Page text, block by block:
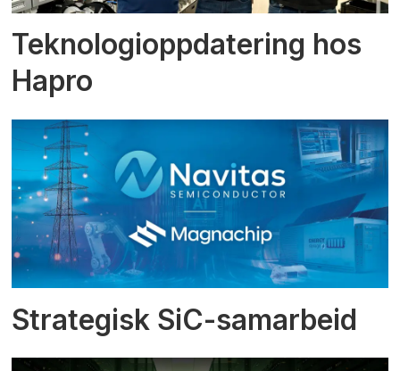
Teknologioppdatering hos
Hapro
Strategisk SiC-samarbeid